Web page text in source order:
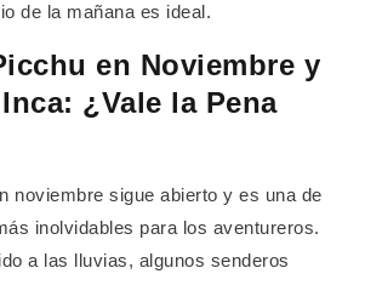
de la mañana es ideal.
en Noviembre y
¿Vale la Pena
noviembre sigue abierto y es una de
inolvidables para los aventureros.
a las lluvias, algunos senderos